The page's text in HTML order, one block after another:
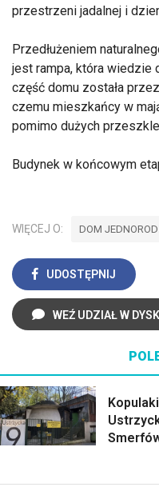
przestrzeni jadalnej i
Przedłużeniem
jest rampa, która wiedzie
część domu została
czemu mieszkańcy w
pomimo dużych
Budynek w końcowym
WIĘCEJ O: DOM
UDOSTĘPNIJ
WEŹ UDZIAŁ W